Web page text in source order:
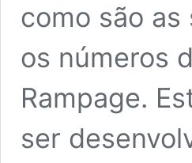
como são
os números
Rampage.
ser